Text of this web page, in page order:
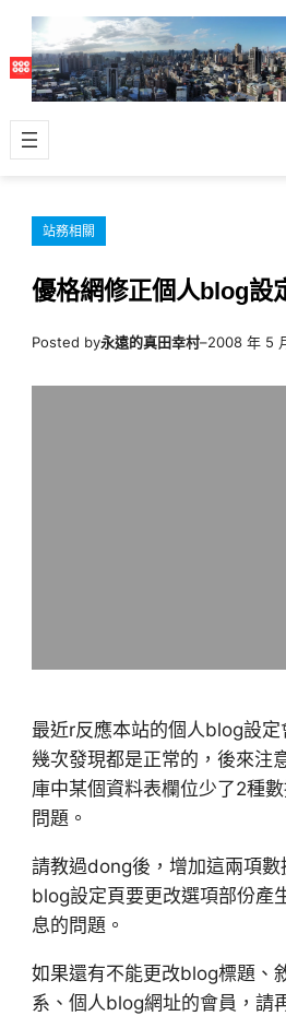
主
容
站務相關
優格網修正個人blog設
Posted by永遠的真田幸村–2008 年 5
最近r反應本站的個人blog設
幾次發現都是正常的，後來注
庫中某個資料表欄位少了2種
問題。
請教過dong後，增加這兩項數
blog設定頁要更改選項部份產
息的問題。
如果還有不能更改blog標題、
系、個人blog網址的會員，請